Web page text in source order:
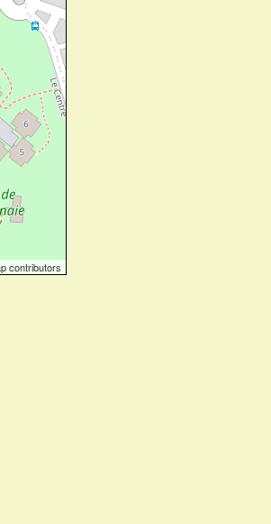
contributors